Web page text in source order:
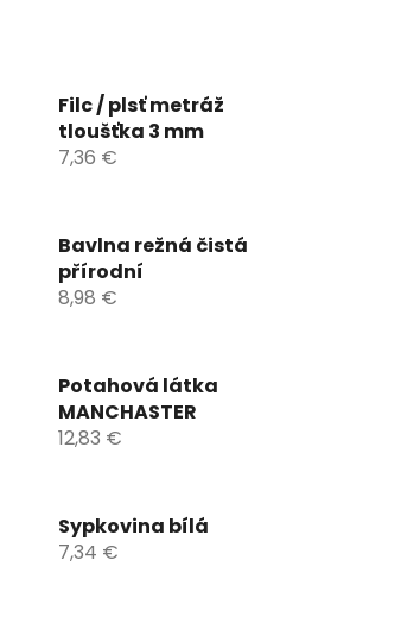
Filc / plsť metráž
tloušťka 3 mm
7,36 €
Bavlna režná čistá
přírodní
8,98 €
Potahová látka
MANCHASTER
12,83 €
Sypkovina bílá
7,34 €